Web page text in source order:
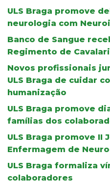
ULS Braga promove
neurologia com
Banco de Sangue
Regimento de
Novos profissionais
ULS Braga de cuidar
humanização
ULS Braga promove
famílias dos
ULS Braga promove II
Enfermagem de
ULS Braga formaliza
colaboradores